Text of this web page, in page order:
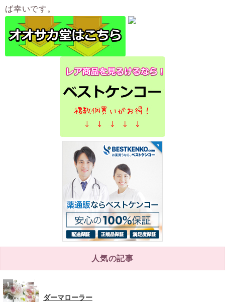
ば幸いです。
人気の記事
ダーマローラー